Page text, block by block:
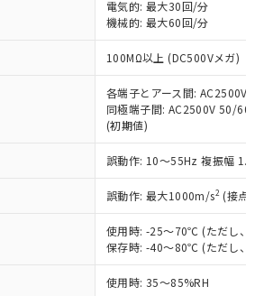
電気的: 最大30回/分
機械的: 最大60回/分
100MΩ以上 (DC500Vメガ)
各端子とアース間: AC2500V
同極端子間: AC2500V 50/
(初期値)
誤動作: 10～55Hz 複振幅
誤動作: 最大1000m/s2 (接点
使用時: -25～70℃ (ただし、氷
保存時: -40～80℃ (ただし、氷
使用時: 35～85%RH
お読みいただき、同意のうえ
ビスは、当社制御機器事業取扱
当社在庫状況および標準価格
を提供させていただくもので
御機器事業取扱商品の中には、
ご了承ください。
況および標準価格照会結果は、
ている更新日時点での社内デー
づき作成されるものであり、閲
た時点での実際の在庫および標
とは異なる場合があることをご
：EU RoHS指令（10物質）の
応の商品で、対応品を出す予
ん。
：EU RoHS指令（10物質）の
状況を調査中または確認中の
イセンス料など無形物で、有
関係のない商品です。
事情により、非含有部品として
、含有品と判明した場合などや
することがあります。
10物質）：
以下、 水銀(Hg) 1000ppm以下、 カド
1000ppm以下、ポリ臭化ビフェニル
均質材料含有率が中国RoHSの
あることを示します。
均質材料含有率が中国RoHSの
ていることを示します。
認です。当社販売部門へお問
質の基準値 (GB/T26572)：
、 Hg(水銀) : 1000ppm、 Cd(カドミウ
、これら貴社製品のうち、外国
よび外国貿易法に定める商品
｢規制貨物等」という）を輸出
国外への提供する場合は、日本
の輸出許可(または役務取引許
得するなどの必要な手続きを